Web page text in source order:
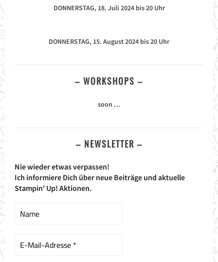
DONNERSTAG, 18. Juli 2024 bis 20 Uhr
DONNERSTAG, 15. August 2024 bis 20 Uhr
– WORKSHOPS –
soon …
– NEWSLETTER –
Nie wieder etwas verpassen!
Ich informiere Dich über neue Beiträge und aktuelle
Stampin' Up! Aktionen.